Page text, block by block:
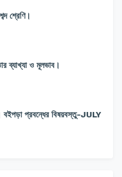
শ্রেণি।
ব্যাখ্যা ও মূলভাব।
বইপড়া প্রবন্ধের বিষয়বস্তু-JULY